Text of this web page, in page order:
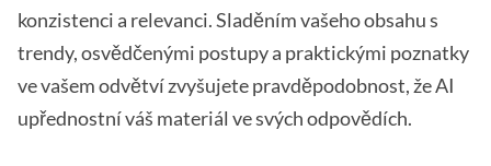
konzistenci a relevanci. Sladěním vašeho obsahu s
trendy, osvědčenými postupy a praktickými poznatky
ve vašem odvětví zvyšujete pravděpodobnost, že AI
upřednostní váš materiál ve svých odpovědích.